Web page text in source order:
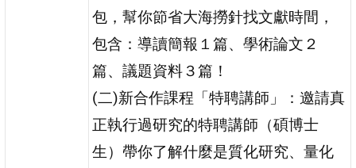
包，幫你節省大海撈針找文獻時間，
包含：導讀簡報１篇、學術論文２
篇、議題資料３篇！
(二)新合作課程「特聘講師」：邀請真
正執行過研究的特聘講師（碩博士
生）帶你了解什麼是質化研究、量化